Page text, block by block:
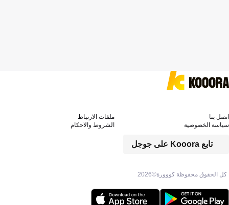
كل الحقوق محفوظة كووورة©2026
تابع Kooora على جوجل
اتصل بنا
ملفات الارتباط
سياسة الخصوصية
الشروط والاحكام